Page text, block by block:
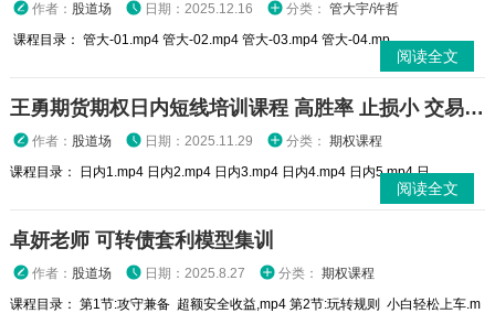
作者： 股道场 日期：2025.12.16 分类： 管大宇/许哲
课程目录： 管大-01.mp4 管大-02.mp4 管大-03.mp4 管大-04.mp...
阅读全文
王勇期货期权日内短线培训课程 高胜率 止损小 交易高手
作者： 股道场 日期：2025.11.29 分类： 期权课程
课程目录： 日内1.mp4 日内2.mp4 日内3.mp4 日内4.mp4 日内5.mp4 日...
阅读全文
卓妍老师 可转债套利模型集训
作者： 股道场 日期：2025.8.27 分类： 期权课程
课程目录： 第1节:攻守兼备 超额安全收益,mp4 第2节:玩转规则 小白轻松上车.m